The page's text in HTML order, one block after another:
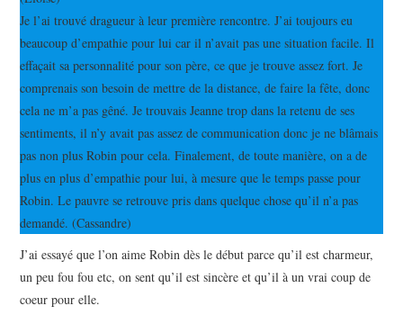
Je l’ai trouvé dragueur à leur première rencontre. J’ai toujours eu
beaucoup d’empathie pour lui car il n’avait pas une situation facile. Il
effaçait sa personnalité pour son père, ce que je trouve assez fort. Je
comprenais son besoin de mettre de la distance, de faire la fête, donc
cela ne m’a pas gêné. Je trouvais Jeanne trop dans la retenu de ses
sentiments, il n’y avait pas assez de communication donc je ne blâmais
pas non plus Robin pour cela. Finalement, de toute manière, on a de
plus en plus d’empathie pour lui, à mesure que le temps passe pour
Robin. Le pauvre se retrouve pris dans quelque chose qu’il n’a pas
demandé. (Cassandre)
J’ai essayé que l’on aime Robin dès le début parce qu’il est charmeur,
un peu fou fou etc, on sent qu’il est sincère et qu’il à un vrai coup de
coeur pour elle.